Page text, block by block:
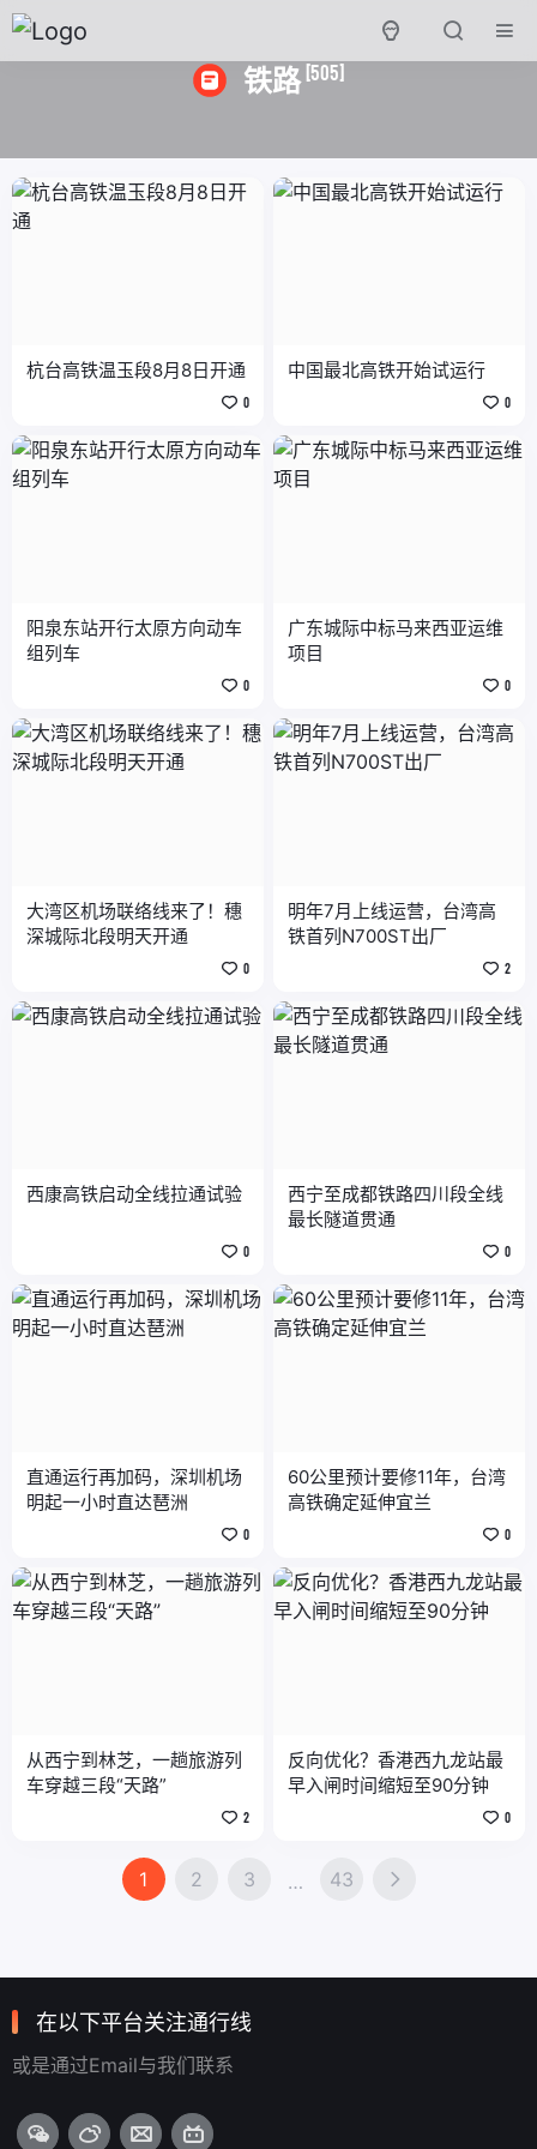
铁路 [505]
杭台高铁温玉段8月8日开通
0
中国最北高铁开始试运行
0
阳泉东站开行太原方向动车
组列车
0
广东城际中标马来西亚运维
项目
0
大湾区机场联络线来了！穗
深城际北段明天开通
0
明年7月上线运营，台湾高
铁首列N700ST出厂
2
西康高铁启动全线拉通试验
0
西宁至成都铁路四川段全线
最长隧道贯通
0
直通运行再加码，深圳机场
明起一小时直达琶洲
0
60公里预计要修11年，台湾
高铁确定延伸宜兰
0
从西宁到林芝，一趟旅游列
车穿越三段“天路”
2
反向优化？香港西九龙站最
早入闸时间缩短至90分钟
0
1 2 3 … 43
在以下平台关注通行线
或是通过Email与我们联系